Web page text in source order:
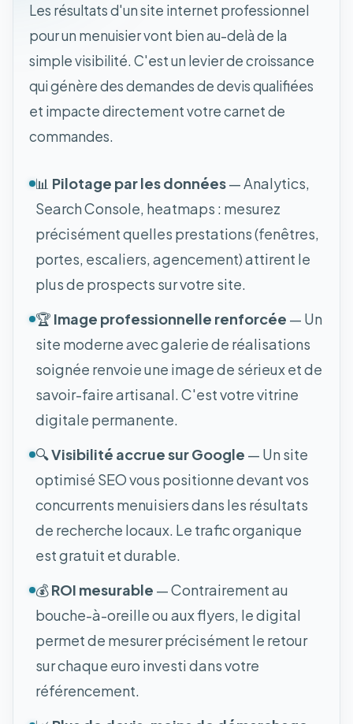
Les résultats d'un site internet professionnel
pour un menuisier vont bien au-delà de la
simple visibilité. C'est un levier de croissance
qui génère des demandes de devis qualifiées
et impacte directement votre carnet de
commandes.
📊 Pilotage par les données— Analytics,
Search Console, heatmaps : mesurez
précisément quelles prestations (fenêtres,
portes, escaliers, agencement) attirent le
plus de prospects sur votre site.
🏆 Image professionnelle renforcée — Un
site moderne avec galerie de réalisations
soignée renvoie une image de sérieux et de
savoir-faire artisanal. C'est votre vitrine
digitale permanente.
🔍Visibilité accrue sur Google — Un site
optimisé SEO vous positionne devant vos
concurrents menuisiers dans les résultats
de recherche locaux. Le trafic organique
est gratuit et durable.
💰ROI mesurable — Contrairement au
bouche-à-oreille ou aux flyers, le digital
permet de mesurer précisément le retour
sur chaque euro investi dans votre
référencement.